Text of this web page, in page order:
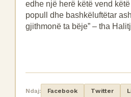
edhe një herë këtë vend
popull dhe bashkëluftëtar
gjithmonë ta bëje” – tha
Ndaj: Facebook Twitter